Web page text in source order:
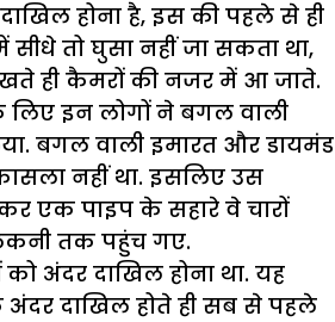
होना है, इस की पहले से ही
सीधे तो घुसा नहीं जा सकता था,
ही कैमरों की नजर में आ जाते.
इन लोगों ने बगल वाली
बगल वाली इमारत और डायमंड
नहीं था. इसलिए उस
एक पाइप के सहारे वे चारों
तक पहुंच गए.
अंदर दाखिल होना था. यह
अंदर दाखिल होते ही सब से पहले